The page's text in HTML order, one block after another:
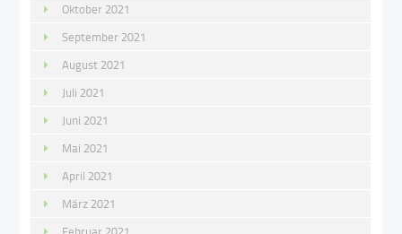
Oktober 2021
September 2021
August 2021
Juli 2021
Juni 2021
Mai 2021
April 2021
März 2021